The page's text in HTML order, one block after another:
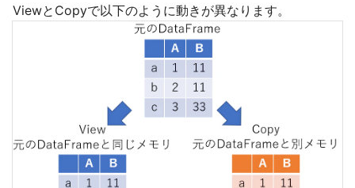
ViewとCopyで以下のように動きが異なります。